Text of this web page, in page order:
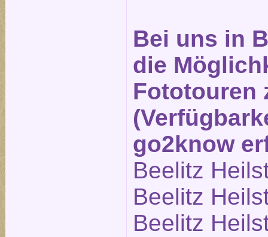
Bei uns in
die
Fototouren
go2know
Beelitz
Beelitz
Beelitz